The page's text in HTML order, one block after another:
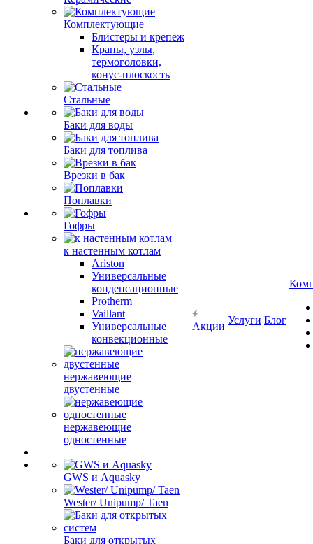
Комплектующие
Блистеры и крепеж
Краны, узлы,
термоголовки,
конус-плоскость
Стальные
Баки для воды
Баки для топлива
Врезки в бак
Поплавки
Гофры
к настенным котлам
Ariston
Универсальные
конденсационные
Protherm
Vaillant
Универсальные
конвекционные
нержавеющие
двустенные
нержавеющие
одностенные
GWS и Aquasky
Wester/ Unipump/ Taen
Баки для открытых
Акции
Услуги Блог